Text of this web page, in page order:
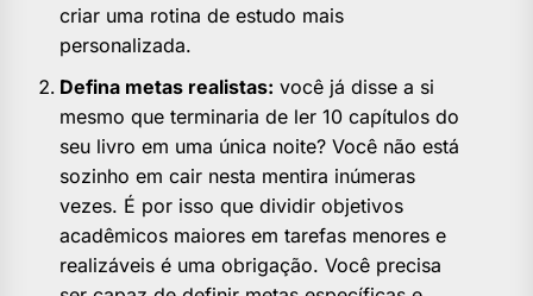
criar uma rotina de estudo mais
personalizada.
Defina metas realistas: você já disse a si
mesmo que terminaria de ler 10 capítulos do
seu livro em uma única noite? Você não está
sozinho em cair nesta mentira inúmeras
vezes. É por isso que dividir objetivos
acadêmicos maiores em tarefas menores e
realizáveis é uma obrigação. Você precisa